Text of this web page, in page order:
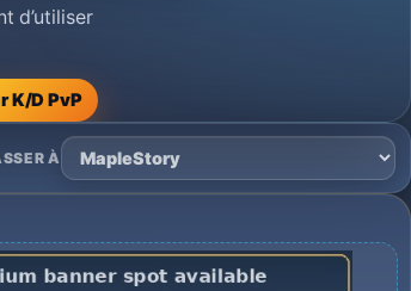
d’utiliser
K/D PvP
À